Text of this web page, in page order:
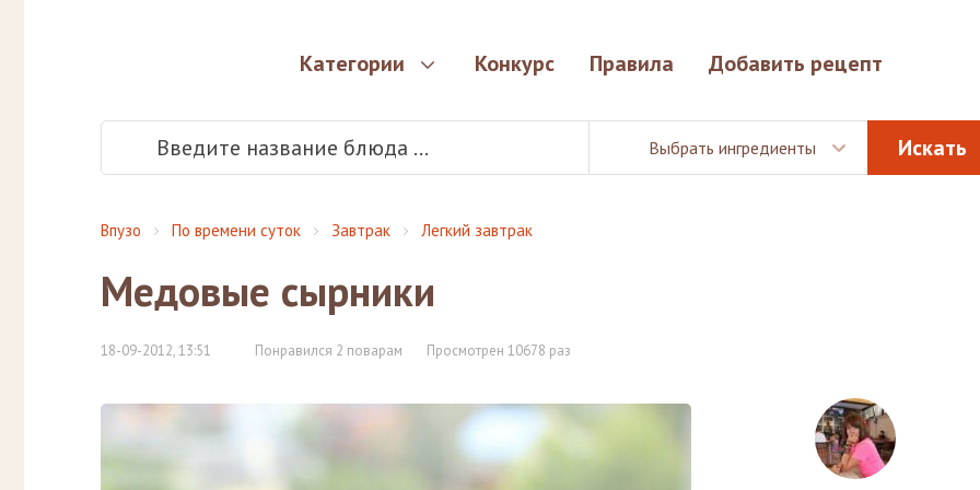
Категории Конкурс Правила Добавить рецепт
Выбрать ингредиенты
Впузо По времени суток Завтрак Легкий завтрак
Медовые сырники
18-09-2012, 13:51 Понравился 2 поварам Просмотрен 10678 раз